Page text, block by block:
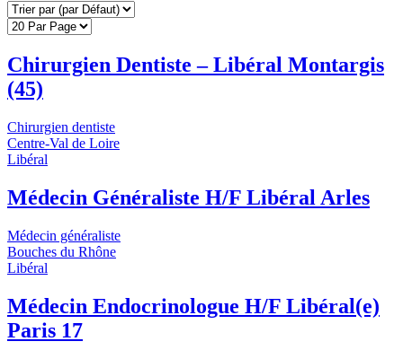
Chirurgien Dentiste – Libéral Montargis
(45)
Chirurgien dentiste
Centre-Val de Loire
Libéral
Médecin Généraliste H/F Libéral Arles
Médecin généraliste
Bouches du Rhône
Libéral
Médecin Endocrinologue H/F Libéral(e)
Paris 17